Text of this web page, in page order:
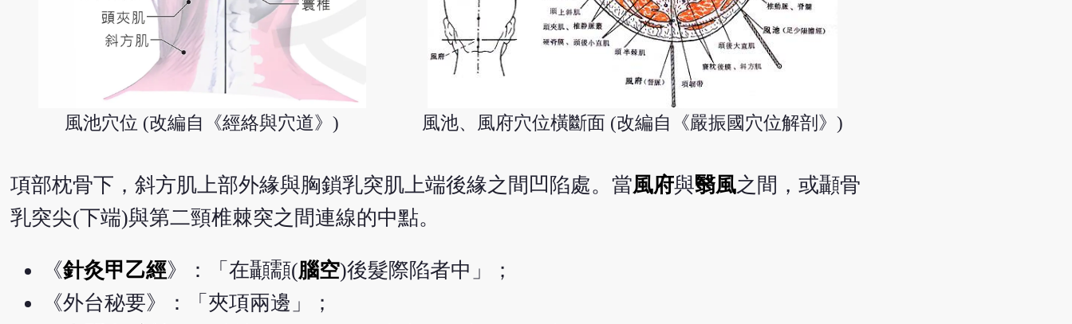
風池穴位 (改編自《經絡與穴道》) 風池、風府穴位橫斷面 (改編自《嚴振國穴位解剖》)
項部枕骨下，斜方肌上部外緣與胸鎖乳突肌上端後緣之間凹陷處。當風府與翳風之間，或顳骨
乳突尖(下端)與第二頸椎棘突之間連線的中點。
《針灸甲乙經》：「在顳顬(腦空)後髮際陷者中」；
《外台秘要》：「夾項兩邊」；